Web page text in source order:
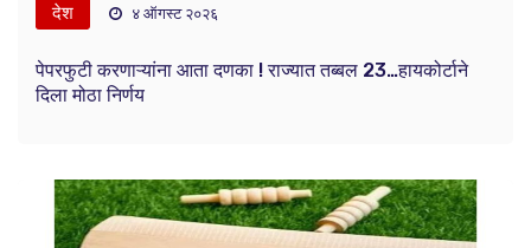
देश ४ ऑगस्ट २०२६
पेपरफुटी करणाऱ्यांना आता दणका ! राज्यात तब्बल 23…हायकोर्टाने
दिला मोठा निर्णय